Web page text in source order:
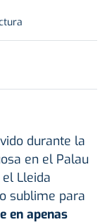
durante la
en el Palau
Lleida
sublime para
en apenas